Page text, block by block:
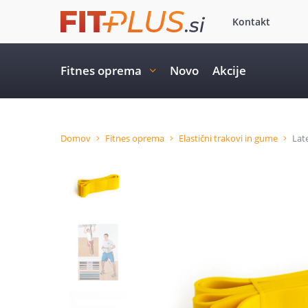
Kontakt
Fitnes oprema Novo Akcije
Domov Fitnes oprema Elastični trakovi in gume